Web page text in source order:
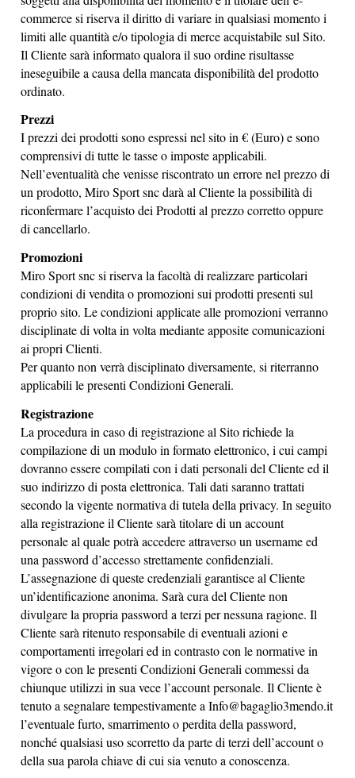
commerce si riserva il diritto di variare in qualsiasi momento i
limiti alle quantità e/o tipologia di merce acquistabile sul Sito.
Il Cliente sarà informato qualora il suo ordine risultasse
ineseguibile a causa della mancata disponibilità del prodotto
ordinato.
Prezzi
I prezzi dei prodotti sono espressi nel sito in € (Euro) e sono
comprensivi di tutte le tasse o imposte applicabili.
Nell’eventualità che venisse riscontrato un errore nel prezzo di
un prodotto,Miro Sport sncdarà al Cliente la possibilità di
riconfermare l’acquisto dei Prodotti al prezzo corretto oppure
di cancellarlo.
Promozioni
Miro Sport sncsi riserva la facoltà di realizzare particolari
condizioni di vendita o promozioni sui prodotti presenti sul
proprio sito. Le condizioni applicate alle promozioni verranno
disciplinate di volta in volta mediante apposite comunicazioni
ai propri Clienti.
Per quanto non verrà disciplinato diversamente, si riterranno
applicabili le presenti Condizioni Generali.
Registrazione
La procedura in caso di registrazione al Sito richiede la
compilazione di un modulo in formato elettronico, i cui campi
dovranno essere compilati con i dati personali del Cliente ed il
suo indirizzo di posta elettronica. Tali dati saranno trattati
secondo la vigente normativa di tutela della privacy. In seguito
alla registrazione il Cliente sarà titolare di un account
personale al quale potrà accedere attraverso un username ed
una password d’accesso strettamente confidenziali.
L’assegnazione di queste credenziali garantisce al Cliente
un’identificazione anonima. Sarà cura del Cliente non
divulgare la propria password a terzi per nessuna ragione. Il
Cliente sarà ritenuto responsabile di eventuali azioni e
comportamenti irregolari ed in contrasto con le normative in
vigore o con le presenti Condizioni Generali commessi da
chiunque utilizzi in sua vece l’account personale. Il Cliente è
tenuto a segnalare tempestivamente aInfo@bagaglio3mendo.it
l’eventuale furto, smarrimento o perdita della password,
nonché qualsiasi uso scorretto da parte di terzi dell’account o
della sua parola chiave di cui sia venuto a conoscenza.